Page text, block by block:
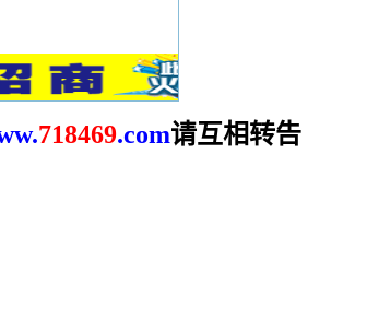
718469.com请互相转告